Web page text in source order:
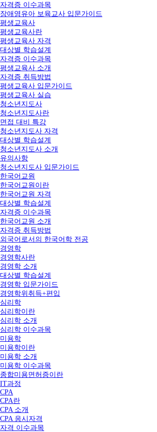
자격증 이수과목
장애영유아 보육교사 입문가이드
평생교육사
평생교육사란
평생교육사 자격
대상별 학습설계
자격증 이수과목
평생교육사 소개
자격증 취득방법
평생교육사 입문가이드
평생교육사 실습
청소년지도사
청소년지도사란
면접 대비 특강
청소년지도사 자격
대상별 학습설계
청소년지도사 소개
유의사항
청소년지도사 입문가이드
한국어교원
한국어교원이란
한국어교원 자격
대상별 학습설계
자격증 이수과목
한국어교원 소개
자격증 취득방법
외국어로서의 한국어학 전공
경영학
경영학사란
경영학 소개
대상별 학습설계
경영학 입문가이드
경영학위취득+편입
심리학
심리학이란
심리학 소개
심리학 이수과목
미용학
미용학이란
미용학 소개
미용학 이수과목
종합미용면허증이란
IT과정
CPA
CPA란
CPA 소개
CPA 응시자격
자격 이수과목